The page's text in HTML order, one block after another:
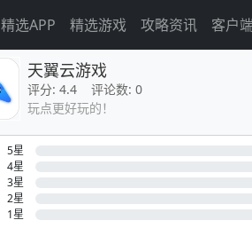
精选APP 精选游戏 攻略资讯 客户
天翼云游戏
评分: 4.4 评论数: 0
玩点更好玩的！
5星
4星
3星
2星
1星